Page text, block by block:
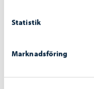
Statistik
Marknadsföring